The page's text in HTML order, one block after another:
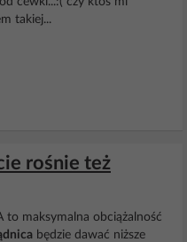
takiej...
rośnie też
to maksymalna obciążalność
będzie dawać niższe